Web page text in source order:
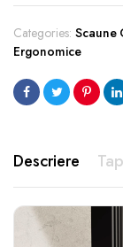
Categories: Scaune
Ergonomice
Descriere